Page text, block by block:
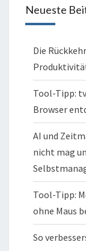
Neueste
Die
Tool-Tipp:
Browser
AI und
nicht mag
Tool-Tipp:
ohne Maus
So